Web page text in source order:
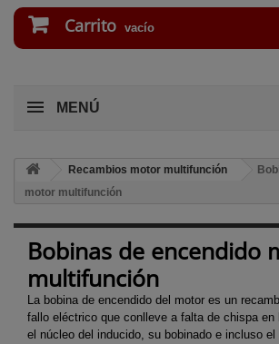
Carrito vacío
MENÚ
Recambios motor multifunción
motor multifunción
Bobinas de encendido
multifunción
La bobina de encendido del motor es un
fallo eléctrico que conlleve a falta de chispa
el núcleo del inducido, su bobinado e incluso